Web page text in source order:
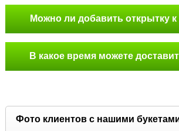
Можно ли добавить открытку к
В какое время можете
Фото клиентов с нашими